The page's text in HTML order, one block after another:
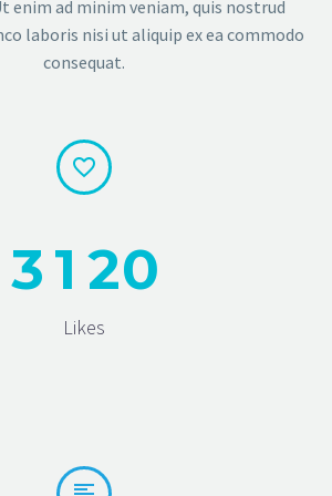
enim ad minim veniam, quis nostrud
laboris nisi ut aliquip ex ea commodo
consequat.


31 20
Likes